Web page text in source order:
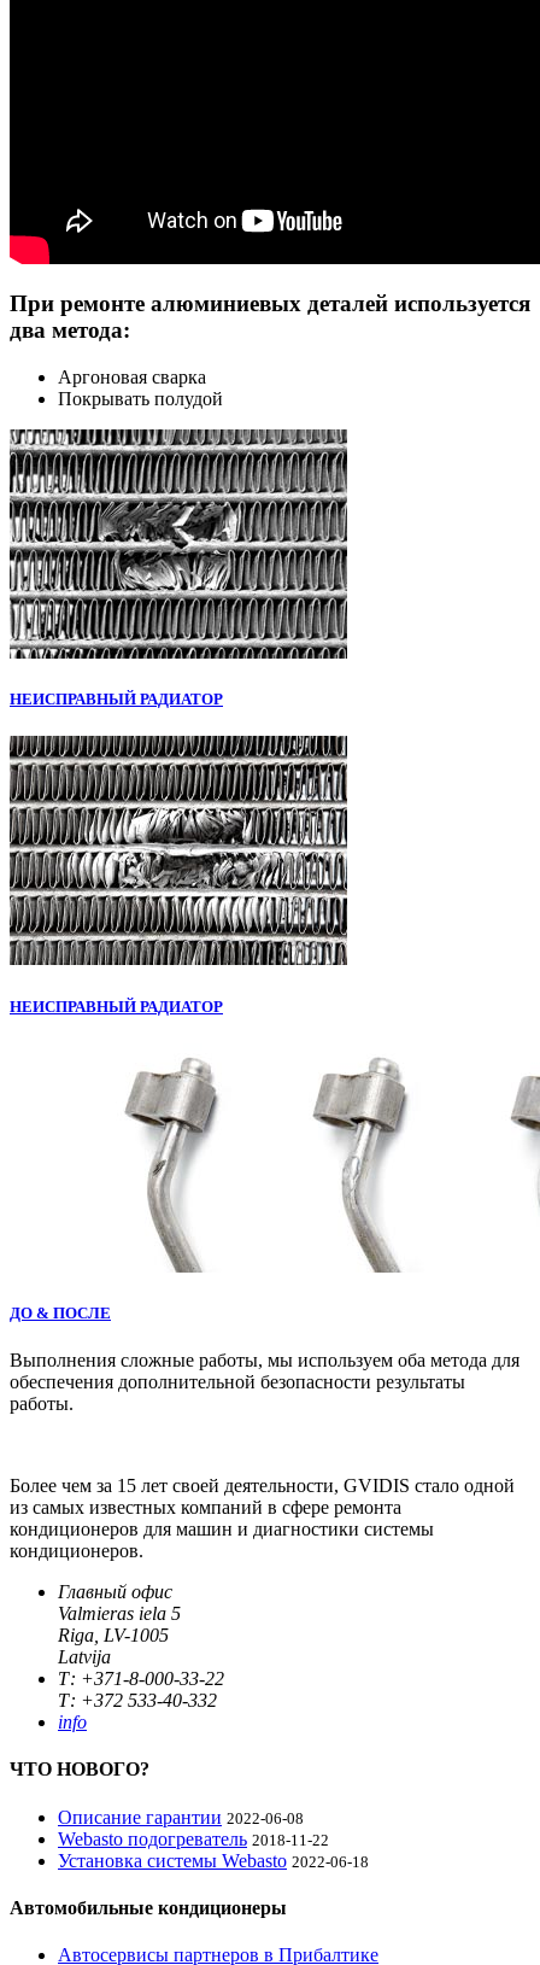
При ремонте алюминиевых деталей используется
два метода:
Аргоновая сварка
Покрывать полудой
НЕИСПРАВНЫЙ РАДИАТОР
НЕИСПРАВНЫЙ РАДИАТОР
ДО & ПОСЛЕ
Выполнения сложные работы, мы используем оба метода для
обеспечения дополнительной безопасности результаты
работы.
Более чем за 15 лет своей деятельности, GVIDIS стало одной
из самых известных компаний в сфере ремонта
кондиционеров для машин и диагностики системы
кондиционеров.
Главный офис
Valmieras iela 5
Riga, LV-1005
Latvija
Т: +371-8-000-33-22
Т: +372 533-40-332
info
ЧТО НОВОГО?
Описание гарантии 2022-06-08
Webasto подогреватель 2018-11-22
Установка системы Webasto 2022-06-18
Автомобильные кондиционеры
Автосервисы партнеров в Прибалтике